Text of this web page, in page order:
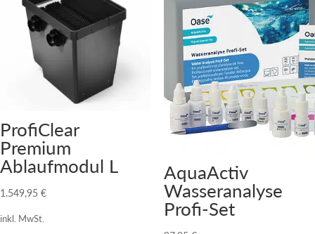
ProfiClear
Premium
Ablaufmodul L
1.549,95 €
inkl. MwSt.
AquaActiv
Wasseranalyse
Profi-Set